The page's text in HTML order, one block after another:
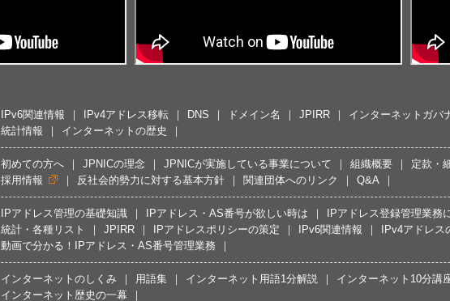
IPv6関連情報 IPv4アドレス移転 DNS ドメイン名 JPIRR
インターネットガバ
統計情報
インターネットの歴史
初めての方へ JPNICの理念 JPNICが実施している事業について 組織概要
定款・
採用情報
反社会的勢力に対する基本方針 関連団体へのリンク Q&A
IPアドレス管理の基礎知識 IPアドレス・AS番号が欲しい時は
IPアドレス登録管理業務
統計・各種リスト
JPIRR IPアドレスポリシーの策定 IPv6関連情報
IPv4アドレ
動画で分かる！IPアドレス・AS番号管理業務
インターネットのしくみ 用語集 インターネット用語1分解説
インターネット10分講
インターネット歴史の一幕